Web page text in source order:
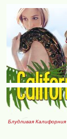
Блудливая Калифорния